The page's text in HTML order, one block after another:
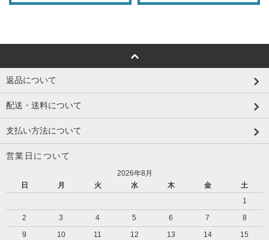
返品について
配送・送料について
支払い方法について
営業日について
2026年8月
日
月 火 水 木 金
土
1
2
3 4 5 6 7
8
9
10 11 12 13 14
15